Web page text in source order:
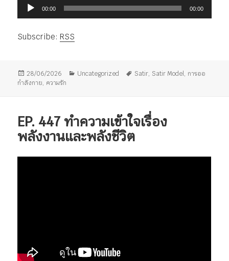
เสียง
00:00 00:00
Subscribe: RSS
เขียน
เมื่อ
28/06/2026
หมวด
Uncategorized
ป้าย
Satir, Satir Model ,การออ
กำลังกาย, ความรัก
EP. 447 ทำความเข้าใจเรื่อง
พลังงานและพลังชีวิต